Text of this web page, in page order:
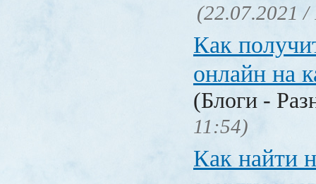
(22.07.2021 /
Как
онлайн на
(Блоги -
11:54)
Как найти